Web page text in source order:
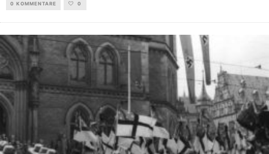
0 KOMMENTARE 0